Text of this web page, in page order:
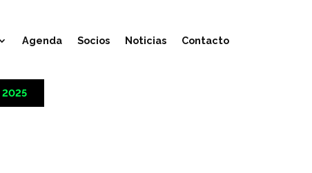
Agenda Socios Noticias Contacto
2025